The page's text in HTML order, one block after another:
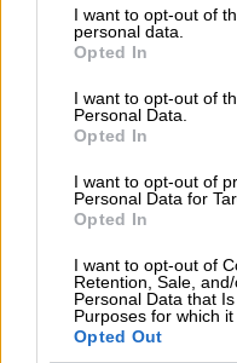
I want to opt-out of
personal data.
Opted In
I want to opt-out of
Personal Data.
Opted In
I want to opt-out of
Personal Data for
Opted In
I want to opt-out of
Retention, Sale,
Personal Data that
Purposes for which it
Opted Out
atención a
temporalmente
Más artículos de este autor
martes, 6 de octubre de 2020